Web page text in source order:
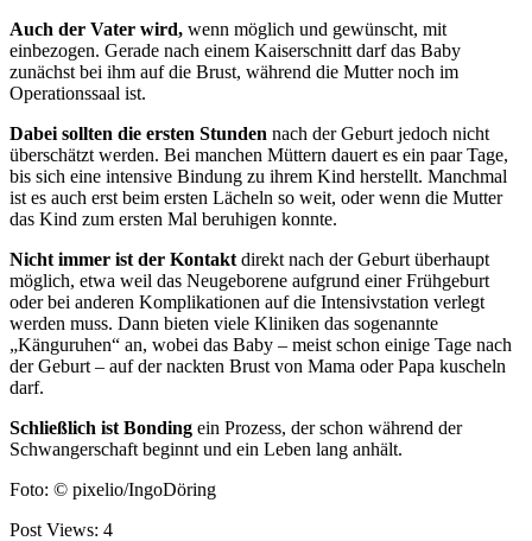
Auch der Vater wird, wenn möglich und gewünscht, mit
einbezogen. Gerade nach einem Kaiserschnitt darf das Baby
zunächst bei ihm auf die Brust, während die Mutter noch im
Operationssaal ist.
Dabei sollten die ersten Stunden nach der Geburt jedoch nicht
überschätzt werden. Bei manchen Müttern dauert es ein paar Tage,
bis sich eine intensive Bindung zu ihrem Kind herstellt. Manchmal
ist es auch erst beim ersten Lächeln so weit, oder wenn die Mutter
das Kind zum ersten Mal beruhigen konnte.
Nicht immer ist der Kontakt direkt nach der Geburt überhaupt
möglich, etwa weil das Neugeborene aufgrund einer Frühgeburt
oder bei anderen Komplikationen auf die Intensivstation verlegt
werden muss. Dann bieten viele Kliniken das sogenannte
„Känguruhen“ an, wobei das Baby – meist schon einige Tage nach
der Geburt – auf der nackten Brust von Mama oder Papa kuscheln
darf.
Schließlich ist Bonding ein Prozess, der schon während der
Schwangerschaft beginnt und ein Leben lang anhält.
Foto: © pixelio/IngoDöring
Post Views: 4